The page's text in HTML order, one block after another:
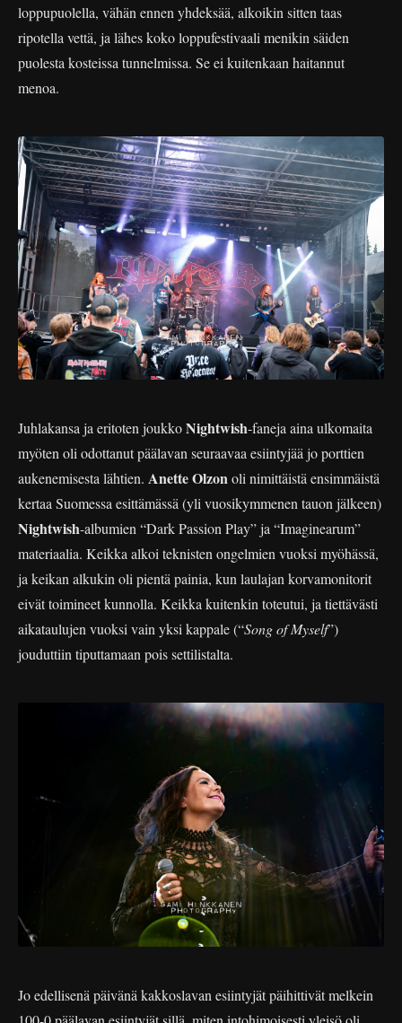
loppupuolella, vähän ennen yhdeksää, alkoikin sitten taas
ripotella vettä, ja lähes koko loppufestivaali menikin säiden
puolesta kosteissa tunnelmissa. Se ei kuitenkaan haitannut
menoa.
Juhlakansa ja eritoten joukkoNightwish-faneja aina ulkomaita
myöten oli odottanut päälavan seuraavaa esiintyjää jo porttien
aukenemisesta lähtien. Anette Olzonoli nimittäistä ensimmäistä
kertaa Suomessa esittämässä (yli vuosikymmenen tauon jälkeen)
Nightwish-albumien “Dark Passion Play” ja “Imaginearum”
materiaalia. Keikka alkoi teknisten ongelmien vuoksi myöhässä,
ja keikan alkukin oli pientä painia, kun laulajan korvamonitorit
eivät toimineet kunnolla. Keikka kuitenkin toteutui, ja tiettävästi
aikataulujen vuoksi vain yksi kappale (“Song of Myself”)
jouduttiin tiputtamaan pois settilistalta.
Jo edellisenä päivänä kakkoslavan esiintyjät päihittivät melkein